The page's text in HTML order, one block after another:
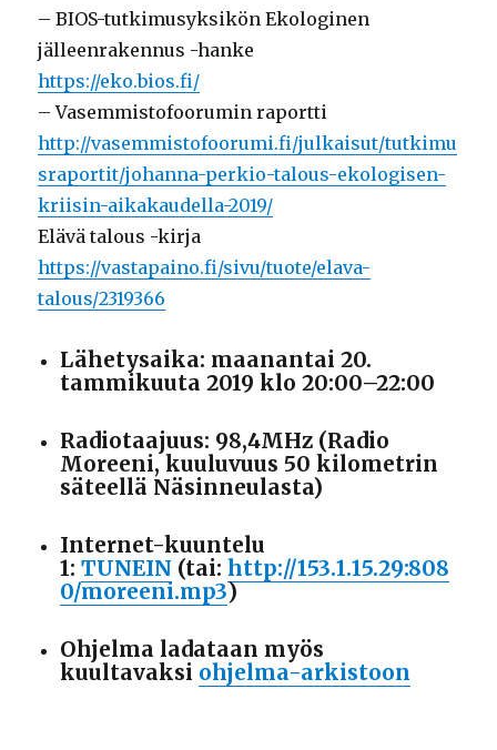
– BIOS-tutkimusyksikön Ekologinen
jälleenrakennus -hanke
https://eko.bios.fi/
– Vasemmistofoorumin raportti
http://vasemmistofoorumi.fi/julkaisut/tutkimu
sraportit/johanna-perkio-talous-ekologisen-
kriisin-aikakaudella-2019/
Elävä talous -kirja
https://vastapaino.fi/sivu/tuote/elava-
talous/2319366
Lähetysaika: maanantai 20.
tammikuuta 2019 klo 20:00–22:00
Radiotaajuus: 98,4MHz (Radio
Moreeni, kuuluvuus 50 kilometrin
säteellä Näsinneulasta)
Internet-kuuntelu
1:TUNEIN (tai:http://153.1.15.29:808
0/moreeni.mp3)
Ohjelma ladataan myös
kuultavaksi ohjelma-arkistoon